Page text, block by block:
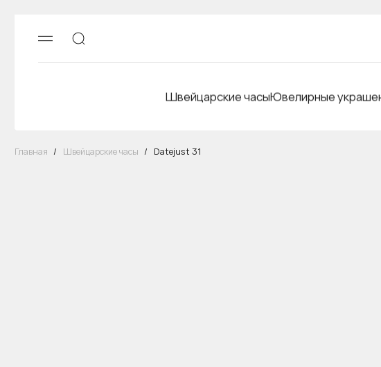
Швейцарские часыЮвелирные
Главная / Швейцарские часы / Datejust 31